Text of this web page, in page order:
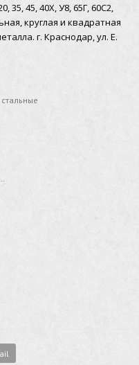
35, 45, 40Х, У8, 65Г, 60С2,
круглая и квадратная
г. Краснодар, ул. Е.
стальные